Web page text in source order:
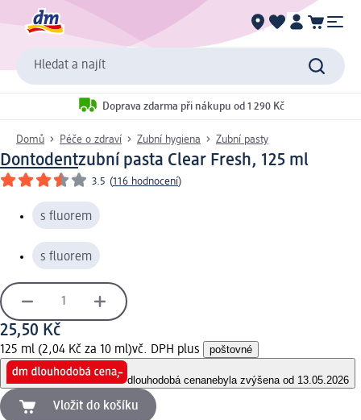
Hledat a najít
Doprava zdarma při nákupu od 1 290 Kč
Domů Péče o zdraví Zubní hygiena Zubní pasty
Dontodentzubní pasta Clear Fresh, 125 ml
3.5 (116 hodnocení)
s fluorem
s fluorem
25,50 Kč
125 ml (2,04 Kč za 10 ml)vč. DPH plus poštovné
dlouhodobá cenanebyla zvýšena od 13.05.2026
Vložit do košíku